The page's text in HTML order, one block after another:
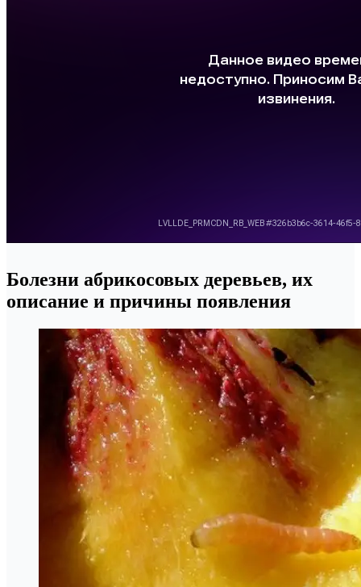
Болезни абрикосовых деревьев, их
описание и причины появления